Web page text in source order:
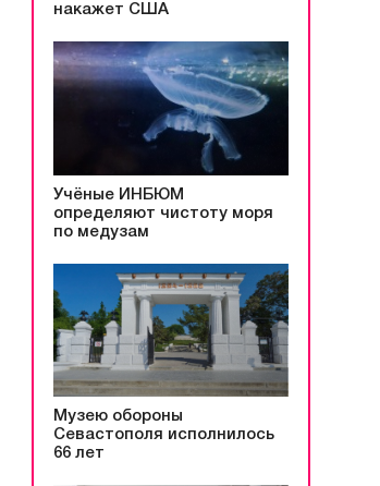
накажет США
Учёные ИНБЮМ
определяют чистоту моря
по медузам
Музею обороны
Севастополя исполнилось
66 лет